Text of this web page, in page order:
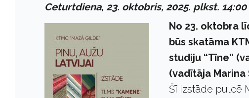
Ceturtdiena, 23. oktobris, 2025. plkst. 14:00
No 23. oktobra
būs skatāma
studiju “Tīne”
(vadītāja Marina
Šī izstāde pulcē